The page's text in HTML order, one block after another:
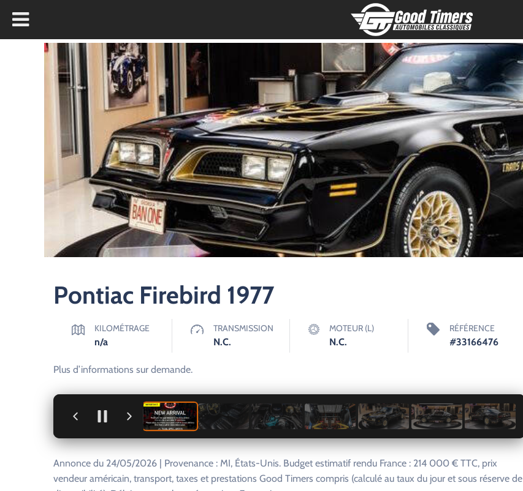
Pontiac Firebird 1977
KILOMÉTRAGE
n/a
TRANSMISSION
N.C.
MOTEUR (L)
N.C.
RÉFÉRENCE
#33166476
Plus d’informations sur demande.
1 / 66
Annonce du 24/05/2026 | Provenance : MI, États-Unis. Budget estimatif rendu France : 214 000 € TTC, prix
vendeur américain, transport, taxes et prestations Good Timers compris (calculé au taux du jour et sous réserve de